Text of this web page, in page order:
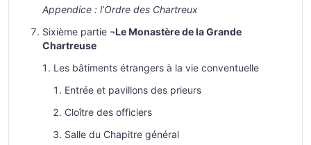
Appendice : l’Ordre des Chartreux
Sixième partie ¬Le Monastère de la Grande
Chartreuse
Les bâtiments étrangers à la vie conventuelle
Entrée et pavillons des prieurs
Cloître des officiers
Salle du Chapitre général